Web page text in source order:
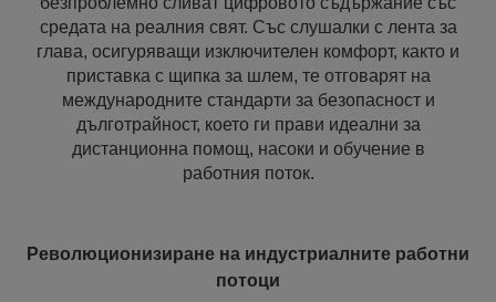
средата на реалния свят. Със слушалки с лента за
глава, осигуряващи изключителен комфорт, както и
приставка с щипка за шлем, те отговарят на
международните стандарти за безопасност и
дълготрайност, което ги прави идеални за
дистанционна помощ, насоки и обучение в
работния поток.
Революционизиране на индустриалните работни
потоци